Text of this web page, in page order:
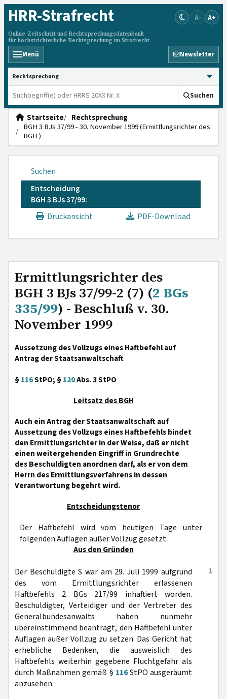
HRR-Strafrecht
Online-Zeitschrift und Rechtsprechungsdatenbank
für höchstrichterliche Rechtsprechung im Strafrecht
A- A+
Menü Newsletter
HRRS durchsuchen
Suchen
Startseite
Rechtsprechung
BGH 3 BJs 37/99 - 30. November 1999 (Ermittlungsrichter des
BGH )
Suchen
Entscheidung
BGH 3 BJs 37/99:
Druckansicht
PDF-Download
Ermittlungsrichter des
BGH 3 BJs 37/99-2 (7) (2 BGs
335/99) - Beschluß v. 30.
November 1999
Aussetzung des Vollzugs eines Haftbefehl auf
Antrag der Staatsanwaltschaft
§116StPO; §120Abs. 3 StPO
Leitsatz des BGH
Auch ein Antrag der Staatsanwaltschaft auf
Aussetzung des Vollzugs eines Haftbefehls bindet
den Ermittlungsrichter in der Weise, daß er nicht
einen weitergehenden Eingriff in Grundrechte
des Beschuldigten anordnen darf, als er von dem
Herrn des Ermittlungsverfahrens in dessen
Verantwortung begehrt wird.
Entscheidungstenor
Der Haftbefehl wird vom heutigen Tage unter
folgenden Auflagen außer Vollzug gesetzt.
Aus den Gründen
1
Der Beschuldigte S war am 29. Juli 1999 aufgrund
des vom Ermittlungsrichter erlassenen
Haftbefehls 2 BGs 217/99 inhaftiert worden.
Beschuldigter, Verteidiger und der Vertreter des
Generalbundesanwalts haben nunmehr
übereinstimmend beantragt, den Haftbefehl unter
Auflagen außer Vollzug zu setzen. Das Gericht hat
erhebliche Bedenken, die ausweislich des
Haftbefehls weiterhin gegebene Fluchtgefahr als
durch Maßnahmen gemäß § 116StPO ausgeräumt
anzusehen.